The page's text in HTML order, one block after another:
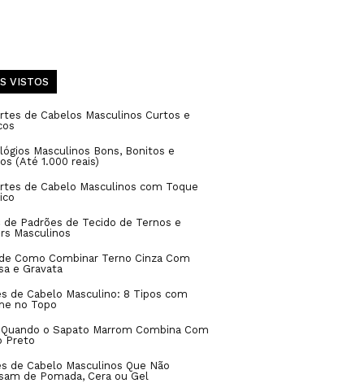
VISTOS
de Cabelos Masculinos Curtos e
Masculinos Bons, Bonitos e
(Até 1.000 reais)
de Cabelo Masculinos com Toque
de Padrões de Tecido de Ternos e
Masculinos
Como Combinar Terno Cinza Com
e Gravata
de Cabelo Masculino: 8 Tipos com
no Topo
o Sapato Marrom Combina Com
Preto
de Cabelo Masculinos Que Não
de Pomada, Cera ou Gel